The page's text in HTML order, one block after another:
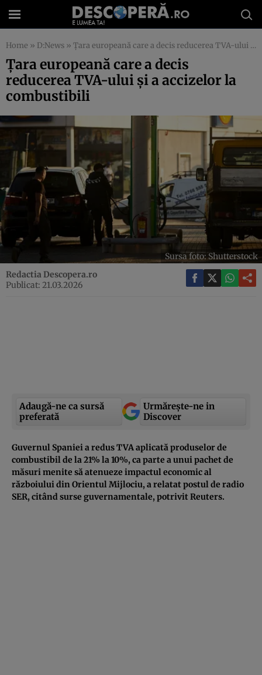
Home » D:News » Țara europeană care a decis reducerea TVA-ului și a accizelor la combustibili
Țara europeană care a decis
reducerea TVA-ului și a accizelor la
combustibili
Sursa foto: Shutterstock
Redactia Descopera.ro
Publicat: 21.03.2026
Adaugă-ne ca sursă
preferată
Urmărește-ne in
Discover
Guvernul Spaniei a redus TVA aplicată produselor de
combustibil de la 21% la 10%, ca parte a unui pachet de
măsuri menite să atenueze impactul economic al
războiului din Orientul Mijlociu, a relatat postul de radio
SER, citând surse guvernamentale, potrivit Reuters.